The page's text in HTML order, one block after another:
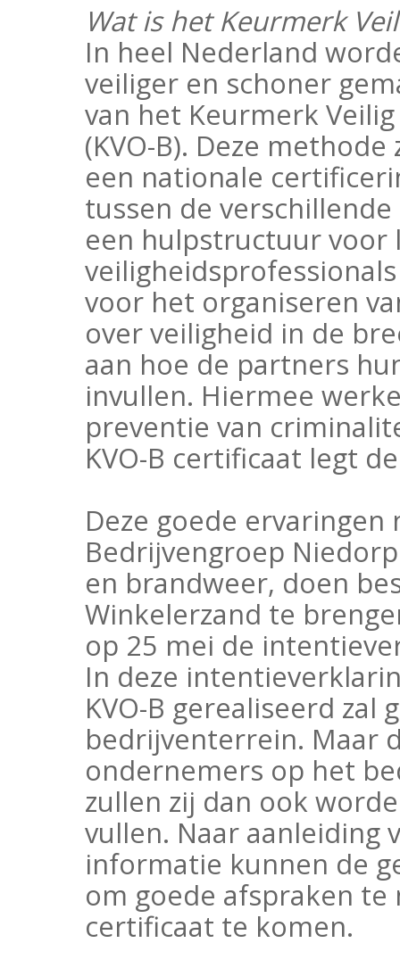
Wat is het Keurmerk
In heel Nederland
veiliger en schoner
van het Keurmerk
(KVO-B). Deze
een nationale
tussen de
een hulpstructuur voor
voor het organiseren
over veiligheid in de
aan hoe de partners
invullen. Hiermee
preventie van
KVO-B certificaat legt
Deze goede
Bedrijvengroep
en brandweer, doen
Winkelerzand te
op 25 mei de
In deze
KVO-B gerealiseerd zal
bedrijventerrein. Maar
ondernemers op het
zullen zij dan ook
vullen. Naar aanleiding
informatie kunnen de
om goede afspraken
certificaat te komen.